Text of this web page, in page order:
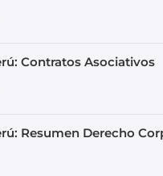
Contratos Asociativos
Resumen Derecho